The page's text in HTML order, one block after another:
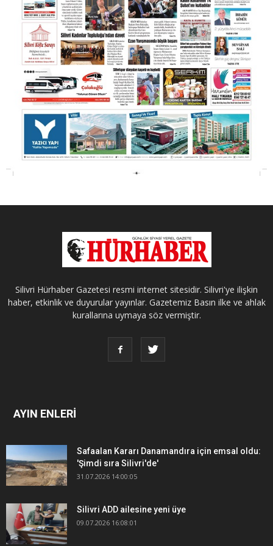
Silivri Hürhaber Gazetesi resmi internet sitesidir. Silivri'ye ilişkin
haber, etkinlik ve duyurular yayınlar. Gazetemiz Basın ilke ve ahlak
kurallarına uymaya söz vermiştir.
AYIN ENLERİ
Safaalan Kararı Danamandıra için emsal oldu:
'Şimdi sıra Silivri'de'
31.07.2026 14:00:05
Silivri ADD ailesine yeni üye
09.07.2026 16:08:01